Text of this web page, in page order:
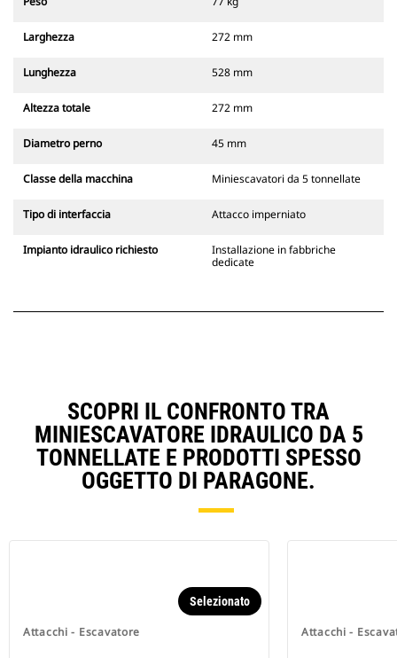
Larghezza 272 mm
Lunghezza 528 mm
Altezza totale 272 mm
Diametro perno 45 mm
Classe della macchina Miniescavatori da 5 tonnellate
Tipo di interfaccia Attacco imperniato
Impianto idraulico richiesto
Installazione in fabbriche
dedicate
SCOPRI IL CONFRONTO TRA
MINIESCAVATORE IDRAULICO DA 5
TONNELLATE E PRODOTTI SPESSO
OGGETTO DI PARAGONE.
Attacchi - Escavatore
Selezionato
Attacchi -